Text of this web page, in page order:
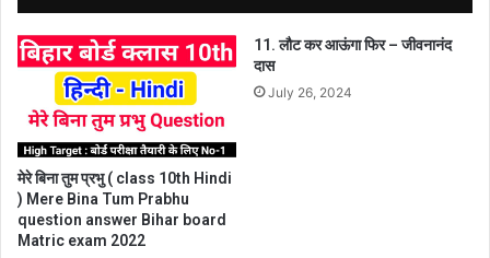
मेरे बिना तुम प्रभु ( class 10th Hindi
) Mere Bina Tum Prabhu
question answer Bihar board
Matric exam 2022
11. लौट कर आऊंगा फिर – जीवनानंद
दास
July 26, 2024